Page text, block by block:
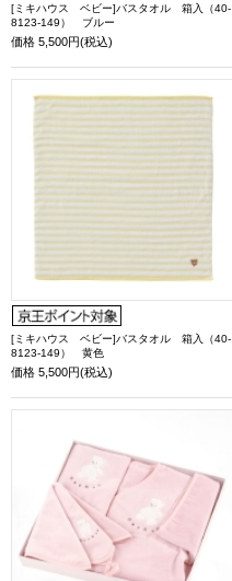
[ミキハウス ベビー]バスタオル 箱入（40-
8123-149） ブルー
価格 5,500円(税込)
[ミキハウス ベビー]バスタオル 箱入（40-
8123-149） 黄色
価格 5,500円(税込)